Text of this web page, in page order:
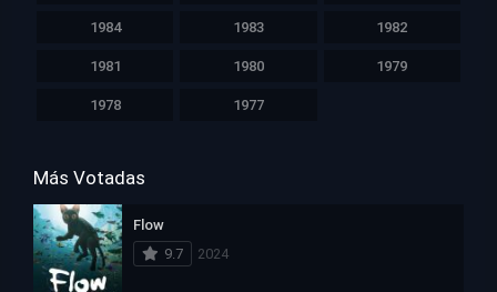
1984 1983 1982
1981 1980 1979
1978 1977
Más Votadas
Flow
9.7
2024